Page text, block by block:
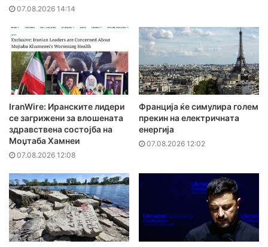
07.08.2026 14:14
IranWire: Иранските лидери
се загрижени за влошената
здравствена состојба на
Моџтаба Хамнеи
07.08.2026 12:08
Франција ќе симулира голем
прекин на електричната
енергија
07.08.2026 12:02